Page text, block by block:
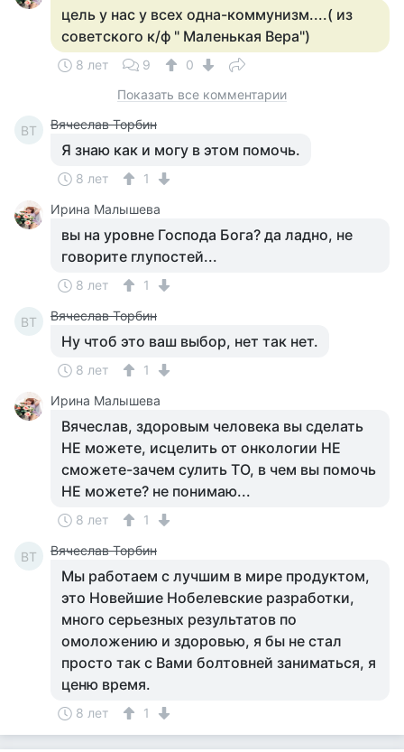
цель у нас у всех одна-коммунизм....( из
советского к/ф " Маленькая Вера")
8 лет 9
0
Показать все комментарии
ВТ Вячеслав Торбин
Я знаю как и могу в этом помочь.
8 лет
1
Ирина Малышева
вы на уровне Господа Бога? да ладно, не
говорите глупостей...
8 лет 1
ВТ Вячеслав Торбин
Ну чтоб это ваш выбор, нет так нет.
8 лет
1
Ирина Малышева
Вячеслав, здоровым человека вы сделать
НЕ можете, исцелить от онкологии НЕ
сможете-зачем сулить ТО, в чем вы помочь
НЕ можете? не понимаю...
8 лет 1
ВТ Вячеслав Торбин
Мы работаем с лучшим в мире продуктом,
это Новейшие Нобелевские разработки,
много серьезных результатов по
омоложению и здоровью, я бы не стал
просто так с Вами болтовней заниматься, я
ценю время.
8 лет 1